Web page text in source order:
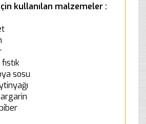
kullanılan malzemeler :
sosu